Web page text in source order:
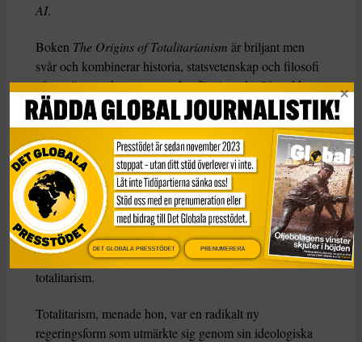
AI.
Boken The Origins of Totalitarianism är briljant men
svår och kombinerar historia, statsvetenskap och filosofi
på ett sätt som kan vara mycket förvirrande. Så vad kan
vi, som demokratiska medborgare, vinna på att läsa den?
Arendt föddes i en sekulär tyskjudisk familj år 1906 och
studerade filosofi under Martin Heidegger och Karl
Jaspers innan hon övergick till sionistisk aktivism i Berlin
i början av 1930-talet. Efter en kontakt med gestapo
flydde hon till Frankrike och lämnade Europa 1941 för
USA. Så när hon började forska om boken Origins i
början av 1940-talet var hon inte främmande för
totalitarism.
Totalitarism, menade hon, var en radikalt ny
regeringsform som utmärkte sig genom sin ideologiska
DET GLOBALA PRESSTÖDET PRENUMERERA